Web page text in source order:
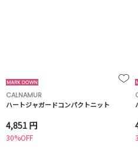
CALNAMUR
ハートジャガードコンパクトニット
4,851 円
30%OFF